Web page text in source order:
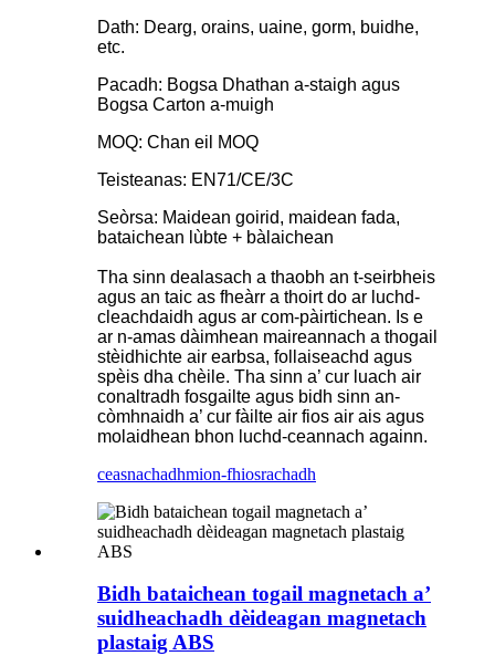
Dath: Dearg, orains, uaine, gorm, buidhe,
etc.
Pacadh: Bogsa Dhathan a-staigh agus
Bogsa Carton a-muigh
MOQ: Chan eil MOQ
Teisteanas: EN71/CE/3C
Seòrsa: Maidean goirid, maidean fada,
bataichean lùbte + bàlaichean
Tha sinn dealasach a thaobh an t-seirbheis
agus an taic as fheàrr a thoirt do ar luchd-
cleachdaidh agus ar com-pàirtichean. Is e
ar n-amas dàimhean maireannach a thogail
stèidhichte air earbsa, follaiseachd agus
spèis dha chèile. Tha sinn a’ cur luach air
conaltradh fosgailte agus bidh sinn an-
còmhnaidh a’ cur fàilte air fios air ais agus
molaidhean bhon luchd-ceannach againn.
ceasnachadhmion-fhiosrachadh
Bidh bataichean togail magnetach a’
suidheachadh dèideagan magnetach
plastaig ABS